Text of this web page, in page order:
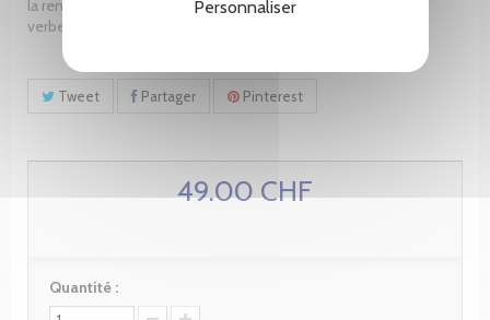
Personnaliser
la rencontre entre deux sensibilités, l'une s'exprimant par le
verbe, l'autre par l'image.
Tweet Partager Pinterest
49.00 CHF
Quantité :